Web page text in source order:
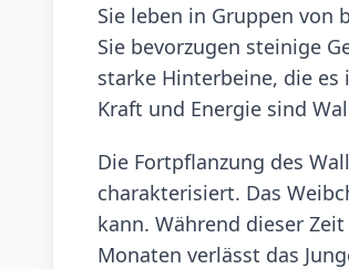
Sie leben in Gruppen von
Sie bevorzugen steinige
starke Hinterbeine, die
Kraft und Energie sind
Die Fortpflanzung des
charakterisiert. Das
kann. Während dieser
Monaten verlässt das